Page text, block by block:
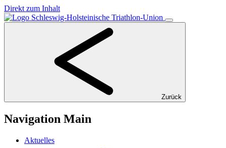
Direkt zum Inhalt
Zurück
Navigation Main
Aktuelles